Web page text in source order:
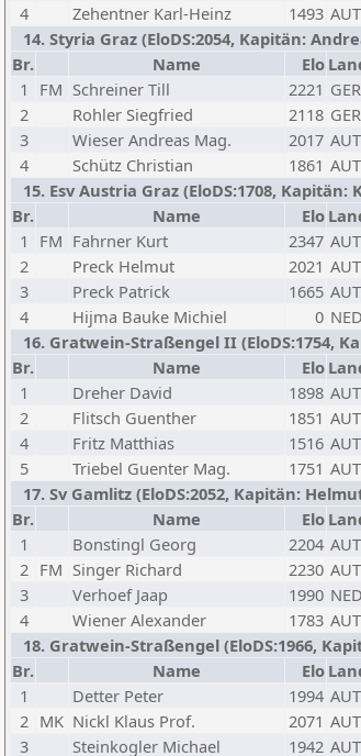
4
Zehentner Karl-Heinz 1493 AUT
14. Styria Graz (EloDS:2054, Kapitän:
Br.
Name Elo
1
FM Schreiner Till 2221 GER
2
Rohler Siegfried 2118 GER
3
Wieser Andreas Mag. 2017 AUT
4
Schütz Christian 1861 AUT
15. Esv Austria Graz (EloDS:1708,
Br.
Name Elo
1
FM Fahrner Kurt 2347 AUT
2
Preck Helmut 2021 AUT
3
Preck Patrick 1665 AUT
4
Hijma Bauke Michiel 0 NED
16. Gratwein-Straßengel II (EloDS:1754,
Br.
Name Elo
1
Dreher David 1898 AUT
2
Flitsch Guenther 1851 AUT
4
Fritz Matthias 1516 AUT
5
Triebel Guenter Mag. 1751 AUT
17. Sv Gamlitz (EloDS:2052, Kapitän:
Br.
Name Elo
1
Bonstingl Georg 2204 AUT
2 FM Singer Richard 2230 AUT
3
Verhoef Jaap 1990 NED
4
Wiener Alexander 1783 AUT
18. Gratwein-Straßengel (EloDS:1966,
Br.
Name Elo
1
Detter Peter 1994 AUT
2 MK Nickl Klaus Prof. 2071 AUT
3
Steinkogler Michael 1942 AUT